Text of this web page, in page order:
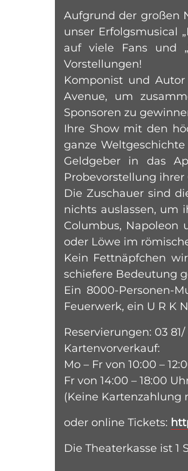
Aufgrund der großen
unser Erfolgsmusical
auf viele Fans und
Vorstellungen!
Komponist und
Avenue, um
Sponsoren zu
Ihre Show mit den
ganze
Geldgeber in das
Probevorstellung ihrer
Die Zuschauer sind
nichts auslassen, um
Columbus, Napoleon
oder Löwe im
Kein Fettnäpfchen
schiefere Bedeutung
Ein 8000-Personen-
Feuerwerk, ein U R K
Reservierungen: 03
Kartenvorverkauf:
Mo – Fr von 10:00 –
Fr von 14:00 – 18:00
(Keine Kartenzahlung
oder online Tickets:
Die Theaterkasse ist